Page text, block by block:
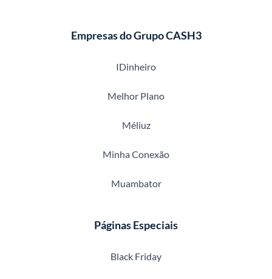
Empresas do Grupo CASH3
IDinheiro
Melhor Plano
Méliuz
Minha Conexão
Muambator
Páginas Especiais
Black Friday